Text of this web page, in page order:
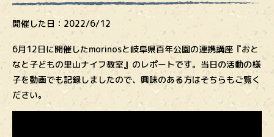
開催した日： 2022/6/12
6月12日に開催したmorinosと岐阜県百年公園の連携講座『おと
なと子どもの里山ナイフ教室』のレポートです。当日の活動の様
子を動画でも記録しましたので、興味のある方はそちらもご覧く
ださい。